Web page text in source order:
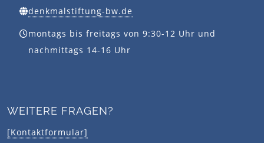
denkmalstiftung-bw.de
montags bis freitags von 9:30-12 Uhr und
nachmittags 14-16 Uhr
WEITERE FRAGEN?
[Kontaktformular]